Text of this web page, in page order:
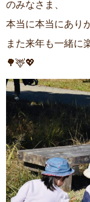
のみなさま、
本当に本当にあり
また来年も一緒に
🌳🦌💖